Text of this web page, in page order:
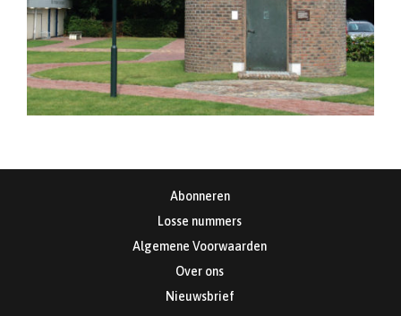
Abonneren
Losse nummers
Algemene Voorwaarden
Over ons
Nieuwsbrief